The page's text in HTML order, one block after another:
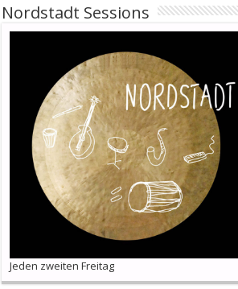
Nordstadt Sessions
Jeden zweiten Freitag